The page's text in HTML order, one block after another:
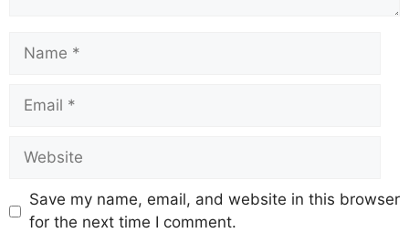
Save my name, email, and website in this browser
for the next time I comment.